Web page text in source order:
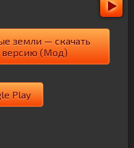
земли — скачать
версию (Мод)
Play